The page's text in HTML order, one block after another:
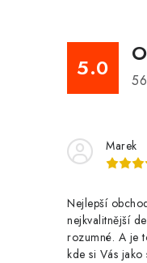
5.0 56
Marek
Nejlepší
nejkvalitnější
rozumné. A je
kde si Vás jako